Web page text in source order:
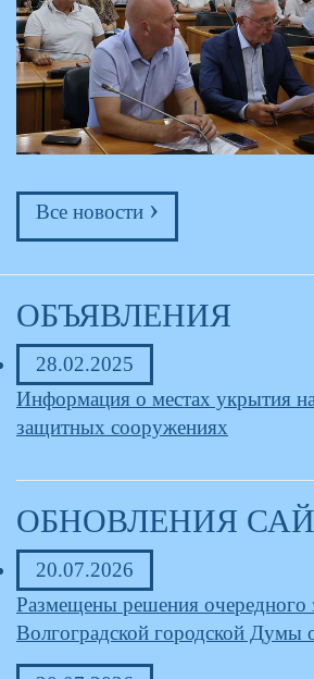
Все новости ›
ОБЪЯВЛЕНИЯ
28.02.2025
Информация о местах укрытия
защитных сооружениях
ОБНОВЛЕНИЯ
20.07.2026
Размещены решения очередного
Волгоградской городской Думы